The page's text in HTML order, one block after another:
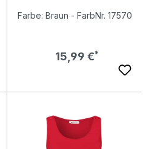
Farbe: Braun - FarbNr. 17570
Regulärer Preis:
15,99 €